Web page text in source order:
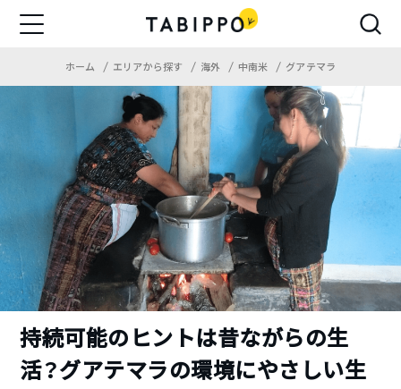
ホーム エリアから探す 海外 中南米 グアテマラ
持続可能のヒントは昔ながらの生
活？グアテマラの環境にやさしい生